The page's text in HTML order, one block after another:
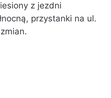
z jezdni
przystanki na ul.